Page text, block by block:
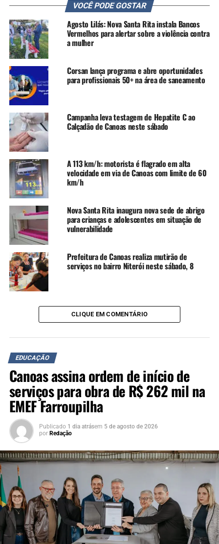
A nova lista de classificados é composta pelos
remanescentes do 3º sorteio, os quais ainda não foram
convocados para a matrícula e acrescida pelas crianças
sorteadas neste mês de setembro.
Dúvidas podem ser encaminhadas através do e-mail:
sorteiocentraldevagas@gmail.com. Confira aqui o edital
com a lista:
https://sistemas.canoas.rs.gov.br/domc/api/publication-
file/131204
TÓPICOS RELACIONADOS:
CRECHE
CRIANÇAS
EDUCAÇÃO INFANTIL
A SEGUIR UP
Concurso Público da Educação tem inscrições abertas em
Canoas
NÃO SE ESQUEÇA
Guarda Municipal de Canoas realiza palestras sobre
bullying nas escolas
VOCÊ PODE GOSTAR
Agosto Lilás: Nova Santa Rita instala Bancos
Vermelhos para alertar sobre a violência contra
a mulher
Corsan lança programa e abre oportunidades
para profissionais 50+ na área de saneamento
Campanha leva testagem de Hepatite C ao
Calçadão de Canoas neste sábado
A 113 km/h: motorista é flagrado em alta
velocidade em via de Canoas com limite de 60
km/h
Nova Santa Rita inaugura nova sede de abrigo
para crianças e adolescentes em situação de
vulnerabilidade
Prefeitura de Canoas realiza mutirão de
serviços no bairro Niterói neste sábado, 8
CLIQUE EM COMENTÁRIO
EDUCAÇÃO
Canoas assina ordem de início de
serviços para obra de R$ 262 mil na
EMEF Farroupilha
Publicado 1 dia atrásem 5 de agosto de 2026
por Redação